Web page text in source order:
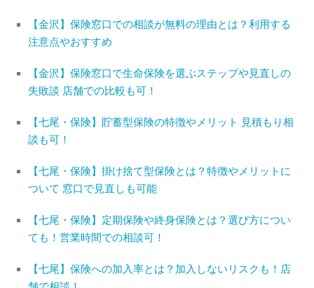
【金沢】保険窓口での相談が無料の理由とは？利用する
注意点やおすすめ
【金沢】保険窓口で生命保険を選ぶステップや見直しの
失敗談 店舗での比較も可！
【七尾・保険】貯蓄型保険の特徴やメリット 見積もり相
談も可！
【七尾・保険】掛け捨て型保険とは？特徴やメリットに
ついて 窓口で見直しも可能
【七尾・保険】定期保険や終身保険とは？選び方につい
ても！営業時間での相談可！
【七尾】保険への加入率とは？加入しないリスクも！店